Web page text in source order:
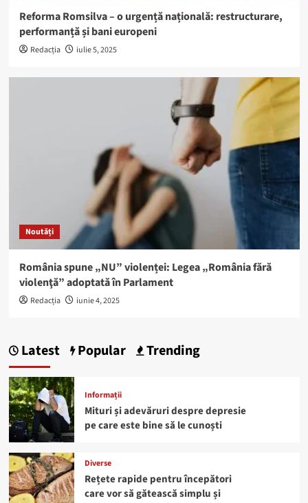
Reforma Romsilva – o urgență națională: restructurare,
performanță și bani europeni
Redacția iulie 5, 2025
Noutăți
România spune „NU” violenței: Legea „România fără
violenţă” adoptată în Parlament
Redacția iunie 4, 2025
Latest Popular Trending
Informații
Mituri și adevăruri despre depresie
pe care este bine să le cunoști
Diverse
Rețete rapide pentru începători
care vor să gătească simplu și